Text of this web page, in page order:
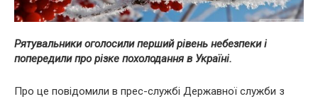
Рятувальники оголосили перший рівень небезпеки і
попередили про різке похолодання в Україні.
Про це повідомили в прес-службі Державної служби з